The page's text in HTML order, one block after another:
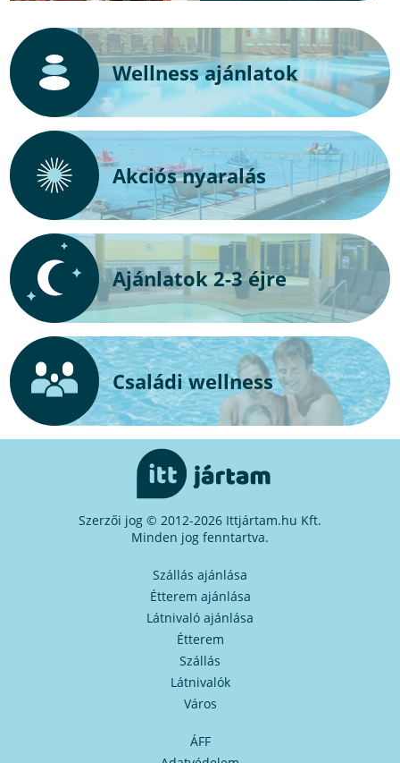
Wellness ajánlatok
Akciós nyaralás
Ajánlatok 2-3 éjre
Családi wellness
Szerzői jog © 2012-2026 Ittjártam.hu Kft.
Minden jog fenntartva.
Szállás ajánlása
Étterem ajánlása
Látnivaló ajánlása
Étterem
Szállás
Látnivalók
Város
ÁFF